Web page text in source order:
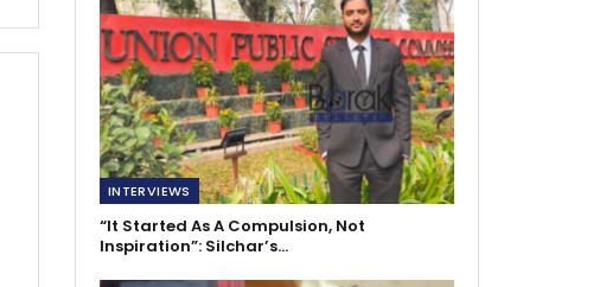
INTERVIEWS
“It Started As A Compulsion, Not
Inspiration”: Silchar’s…